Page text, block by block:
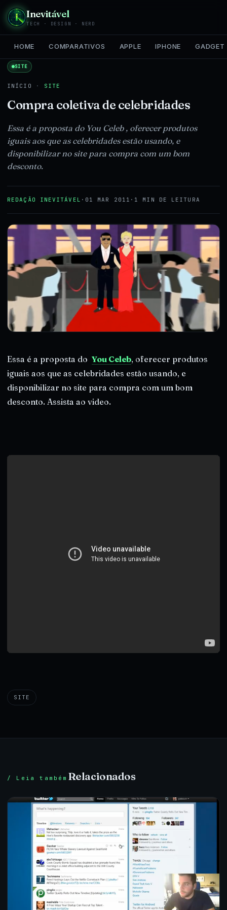
Inevitável
TECH · DESIGN · NERD
HOME COMPARATIVOS APPLE IPHONE GADGET
SITE
INÍCIO · SITE
Compra coletiva de celebridades
Essa é a proposta do You Celeb , oferecer produtos
iguais aos que as celebridades estão usando, e
disponibilizar no site para compra com um bom
desconto.
REDAÇÃO INEVITÁVEL · 01 MAR 2011 · 1 MIN DE LEITURA
Essa é a proposta do You Celeb, oferecer produtos
iguais aos que as celebridades estão usando, e
disponibilizar no site para compra com um bom
desconto. Assista ao video.
SITE
/ Leia também Relacionados